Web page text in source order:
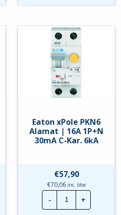
16A
C-
Kar.
6kA
hoeveelheid
Eaton xPole PKN6
Alamat | 16A 1P+N
30mA C-Kar. 6kA
€57,90
€70,06inc. btw
-
Eaton
xPole
PKN6
+